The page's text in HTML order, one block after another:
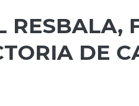
RESBALA,
DE